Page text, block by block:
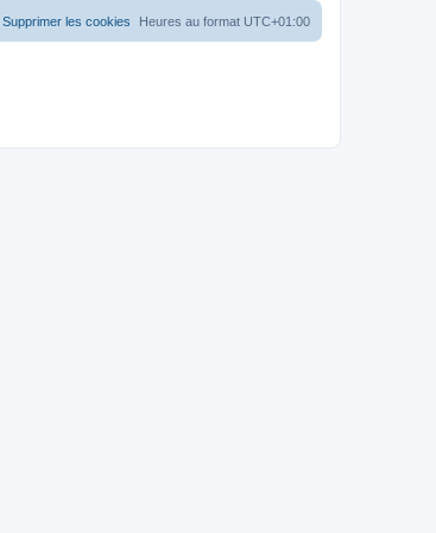
Heures au format UTC+01:00
Supprimer les cookies